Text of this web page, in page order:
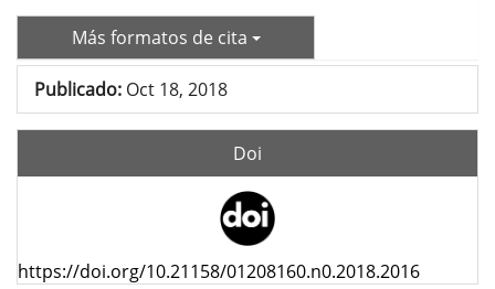
Más formatos de cita
Publicado: Oct 18, 2018
Doi
https://doi.org/10.21158/01208160.n0.2018.2016